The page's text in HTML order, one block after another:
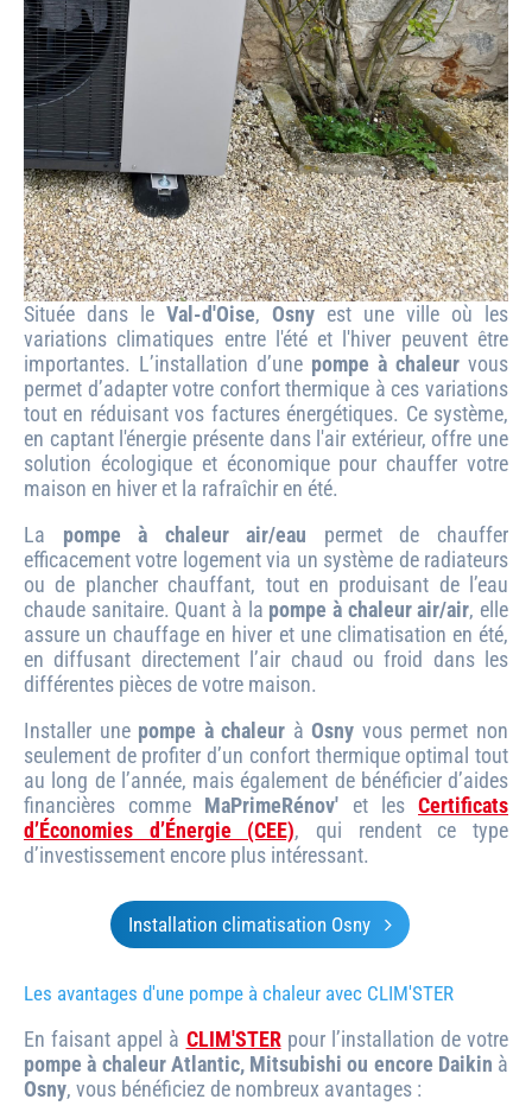
Située dans le Val-d'Oise, Osny est une ville où les
variations climatiques entre l'été et l'hiver peuvent être
importantes. L’installation d’une pompe à chaleur vous
permet d’adapter votre confort thermique à ces variations
tout en réduisant vos factures énergétiques. Ce système,
en captant l'énergie présente dans l'air extérieur, offre une
solution écologique et économique pour chauffer votre
maison en hiver et la rafraîchir en été.
La pompe à chaleur air/eau permet de chauffer
efficacement votre logement via un système de radiateurs
ou de plancher chauffant, tout en produisant de l’eau
chaude sanitaire. Quant à la pompe à chaleur air/air, elle
assure un chauffage en hiver et une climatisation en été,
en diffusant directement l’air chaud ou froid dans les
différentes pièces de votre maison.
Installer une pompe à chaleur à Osny vous permet non
seulement de profiter d’un confort thermique optimal tout
au long de l’année, mais également de bénéficier d’aides
financières comme MaPrimeRénov' et lesCertificats
d’Économies d’Énergie (CEE), qui rendent ce type
d’investissement encore plus intéressant.
Installation climatisation Osny
Les avantages d'une pompe à chaleur avec CLIM'STER
En faisant appel à CLIM'STERpour l’installation de votre
pompe à chaleur Atlantic, Mitsubishi ou encore Daikin à
Osny, vous bénéficiez de nombreux avantages :